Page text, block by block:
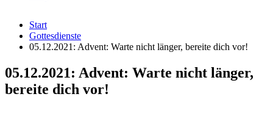
Start
Gottesdienste
05.12.2021: Advent: Warte nicht länger, bereite dich vor!
05.12.2021: Advent: Warte nicht länger,
bereite dich vor!